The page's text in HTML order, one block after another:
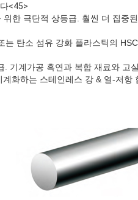
<45>
한 극단적 상등급. 훨씬 더 집중
탄소 섬유 강화 플라스틱의
기계가공 흑연과 복합 재료와 고
화하는 스테인레스 강 & 열-저항